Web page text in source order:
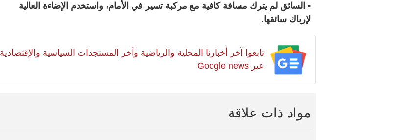
• السائق لم يترك مسافة كافية مع مركبة تسير في الأمام، واستخدم الإضاءة العالية
لإرباك سائقها.
تابعوا آخر أخبارنا المحلية والرياضية وآخر المستجدات السياسية والإقتصادية
عبر Google news
مواد ذات علاقة